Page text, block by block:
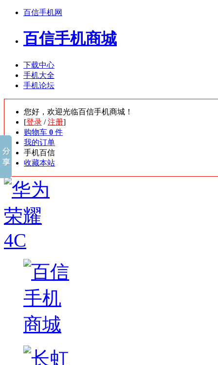
百信手机网
百信手机商城
下载中心
手机大全
手机论坛
您好，欢迎光临百信手机商城！
[登录 /注册]
购物车 0 件
我的订单
手机百信
收藏本站